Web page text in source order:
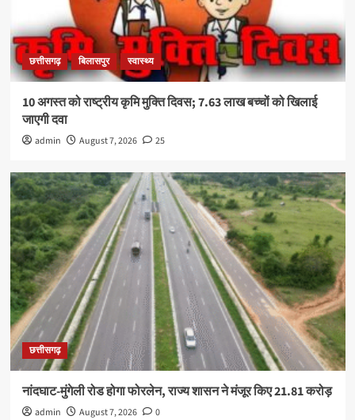
छत्तीसगढ़ बिलासपुर स्वास्थ्य
10 अगस्त को राष्ट्रीय कृमि मुक्ति दिवस; 7.63 लाख बच्चों को खिलाई
जाएगी दवा
admin August 7, 2026 25
छत्तीसगढ़
नांदघाट-मुंगेली रोड होगा फोरलेन, राज्य शासन ने मंजूर किए 21.81 करोड़
admin August 7, 2026 0